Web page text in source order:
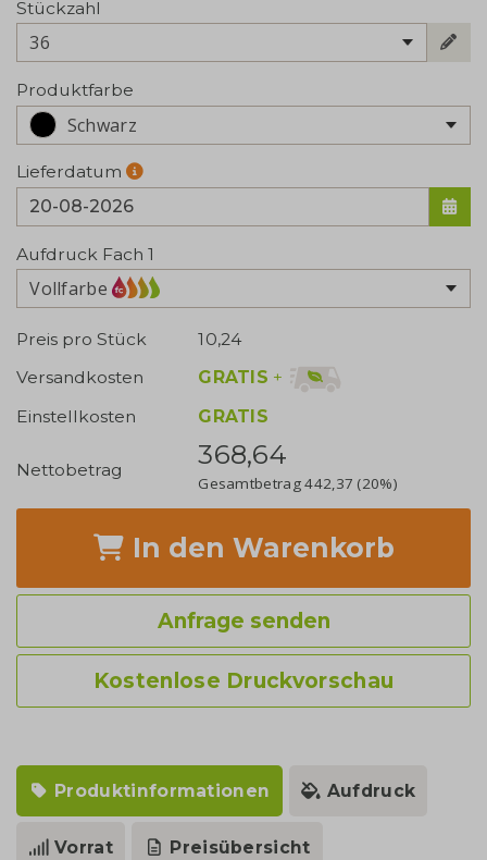
Stückzahl
36
Produktfarbe
Schwarz
Lieferdatum
Aufdruck Fach 1
Vollfarbe
Preis pro Stück
10,24
Versandkosten
GRATIS +
Einstellkosten
GRATIS
Nettobetrag 368,64
Gesamtbetrag442,37 (20%)
In den Warenkorb
Anfrage senden
Kostenlose Druckvorschau
Produktinformationen Aufdruck
Vorrat Preisübersicht